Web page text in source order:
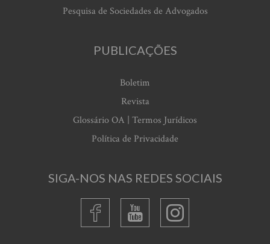
Pesquisa de Sociedades de Advogados
PUBLICAÇÕES
Boletim
Revista
Glossário OA | Termos Jurídicos
Política de Privacidade
SIGA-NOS NAS REDES SOCIAIS